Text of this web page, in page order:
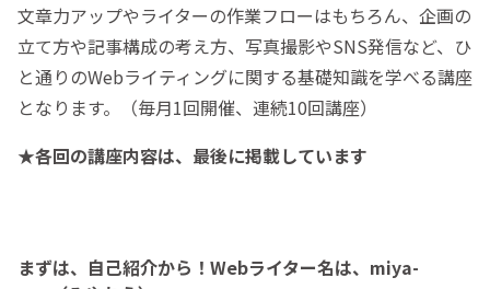
文章力アップやライターの作業フローはもちろん、企画の
立て方や記事構成の考え方、写真撮影やSNS発信など、ひ
と通りのWebライティングに関する基礎知識を学べる講座
となります。（毎月1回開催、連続10回講座）
★各回の講座内容は、最後に掲載しています
まずは、自己紹介から！Webライター名は、miya-